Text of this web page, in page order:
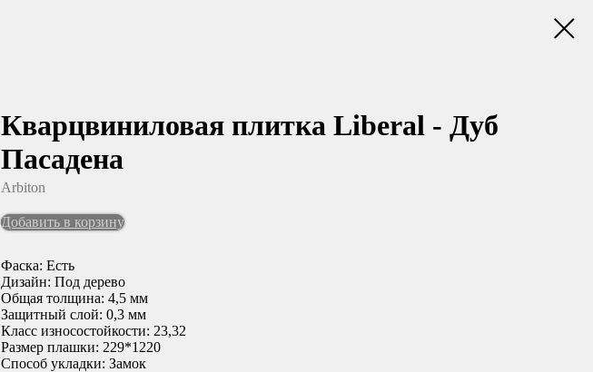
Кварцвиниловая плитка Liberal - Дуб
Пасадена
Arbiton
Добавить в корзину
Фаска: Есть
Дизайн: Под дерево
Общая толщина: 4,5 мм
Защитный слой: 0,3 мм
Класс износостойкости: 23,32
Размер плашки: 229*1220
Способ укладки: Замок